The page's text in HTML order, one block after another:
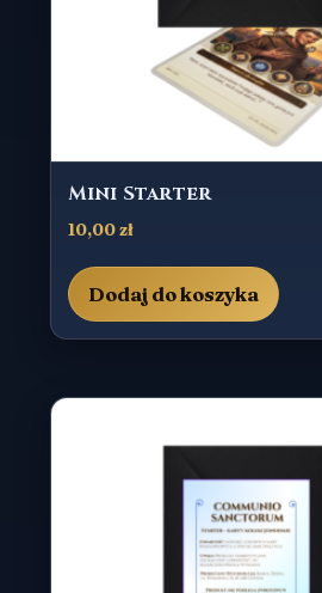
Mini Starter
10,00zł
Dodaj do koszyka